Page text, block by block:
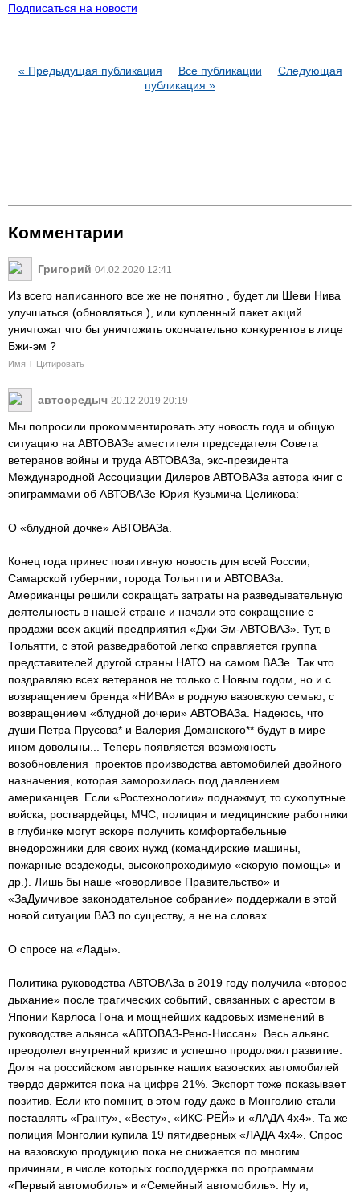
Подписаться на новости
« Предыдущая публикация Все публикации
Следующая
публикация »
Комментарии
Григорий 04.02.2020 12:41
Из всего написанного все же не понятно , будет ли Шеви Нива
улучшаться (обновляться ), или купленный пакет акций
уничтожат что бы уничтожить окончательно конкурентов в лице
Бжи-эм ?
Имя Цитировать
автосредыч 20.12.2019 20:19
Мы попросили прокомментировать эту новость года и общую
ситуацию на АВТОВАЗе аместителя председателя Совета
ветеранов войны и труда АВТОВАЗа, экс-президента
Международной Ассоциации Дилеров АВТОВАЗа автора книг с
эпиграммами об АВТОВАЗе Юрия Кузьмича Целикова:
О «блудной дочке» АВТОВАЗа.
Конец года принес позитивную новость для всей России,
Самарской губернии, города Тольятти и АВТОВАЗа.
Американцы решили сокращать затраты на разведывательную
деятельность в нашей стране и начали это сокращение с
продажи всех акций предприятия «Джи Эм-АВТОВАЗ». Тут, в
Тольятти, с этой разведработой легко справляется группа
представителей другой страны НАТО на самом ВАЗе. Так что
поздравляю всех ветеранов не только с Новым годом, но и с
возвращением бренда «НИВА» в родную вазовскую семью, с
возвращением «блудной дочери» АВТОВАЗа. Надеюсь, что
души Петра Прусова* и Валерия Доманского** будут в мире
ином довольны... Теперь появляется возможность
возобновления проектов производства автомобилей двойного
назначения, которая заморозилась под давлением
американцев. Если «Ростехнологии» поднажмут, то сухопутные
войска, росгвардейцы, МЧС, полиция и медицинские работники
в глубинке могут вскоре получить комфортабельные
внедорожники для своих нужд (командирские машины,
пожарные вездеходы, высокопроходимую «скорую помощь» и
др.). Лишь бы наше «говорливое Правительство» и
«ЗаДумчивое законодательное собрание» поддержали в этой
новой ситуации ВАЗ по существу, а не на словах.
О спросе на «Лады».
Политика руководства АВТОВАЗа в 2019 году получила «второе
дыхание» после трагических событий, связанных с арестом в
Японии Карлоса Гона и мощнейших кадровых изменений в
руководстве альянса «АВТОВАЗ-Рено-Hиссан». Весь альянс
преодолел внутренний кризис и успешно продолжил развитие.
Доля на российском авторынке наших вазовских автомобилей
твердо держится пока на цифре 21%. Экспорт тоже показывает
позитив. Если кто помнит, в этом году даже в Монголию стали
поставлять «Гранту», «Весту», «ИКС-РЕЙ» и «ЛАДА 4x4». Та же
полиция Монголии купила 19 пятидверных «ЛАДА 4x4». Спрос
на вазовскую продукцию пока не снижается по многим
причинам, в числе которых господдержка по программам
«Первый автомобиль» и «Семейный автомобиль». Ну и,